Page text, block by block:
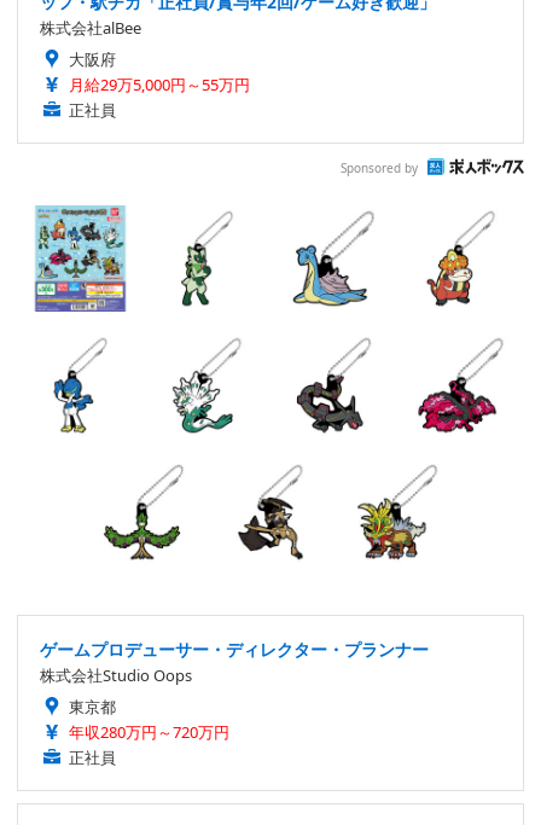
株式会社alBee
大阪府
月給29万5,000円～55万円
正社員
Sponsored by
ゲームプロデューサー・ディレクター・プランナー
株式会社Studio Oops
東京都
年収280万円～720万円
正社員